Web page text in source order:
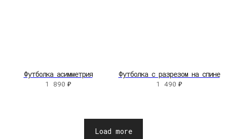
Футболка асимметрия
1 890 ₽
Футболка с разрезом на спине
1 490 ₽
Load more